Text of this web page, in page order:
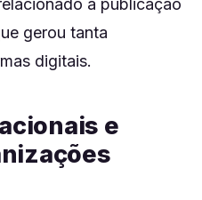
à publicação
gerou tanta
digitais.
e